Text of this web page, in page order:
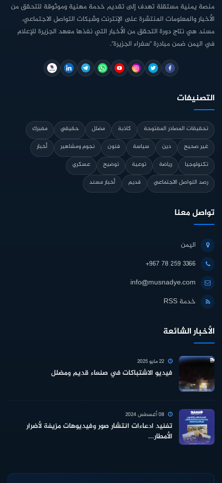
منصة يمنية مستقلة تهدف إلى تقديم خدمة مهنية وموثوقة للتحقق من
الأخبار والمعلومات المنتشرة على الإنترنت وشبكات التواصل الاجتماعي.
مسند هي نتاج دورة التحقق من الأخبار التي نفذها معهد الجزيرة للإعلام
في اليمن ضمن مبادرة "سفراء الجزيرة".
التصنيفات
تحقيقات المصادر المفتوحة كاذبة مضلل حقيقي
مفبرك
غير صحيح
دين سياسة فنون نجوم ومشاهير
أخبار
تكنولوجيا
رياضة توعية توضيح
عسكري
رصد التواصل الاجتماعي
قديم أخبار مسند
تواصل معنا
اليمن
+967 78 259 3366
info@musnadye.com
خدمة RSS
الأخبار الشائعة
فيديو الاشتباكات في صنعاء قديم ومضلل
تفنيد ادعاءات انتشار صور وفيديوهات مزيفة لأضرار
الأمطار...